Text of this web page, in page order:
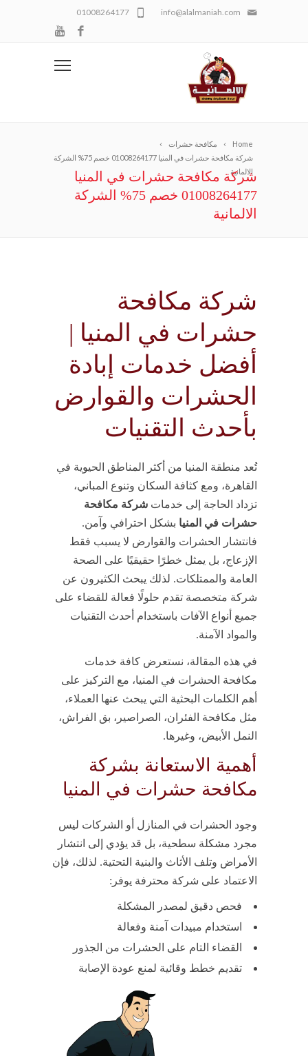
info@alalmaniah.com
01008264177
Home
مكافحة حشرات
شركة مكافحة حشرات في المنيا 01008264177 خصم 75% الشركة
الالمانية
شركة مكافحة حشرات في المنيا
01008264177 خصم 75% الشركة
الالمانية
شركة مكافحة
حشرات في المنيا |
أفضل خدمات إبادة
الحشرات والقوارض
بأحدث التقنيات
تُعد منطقة المنيا من أكثر المناطق الحيوية في
القاهرة، ومع كثافة السكان وتنوع المباني،
تزداد الحاجة إلى خدمات شركة مكافحة
حشرات في المنيا بشكل احترافي وآمن.
فانتشار الحشرات والقوارض لا يسبب فقط
الإزعاج، بل يمثل خطرًا حقيقيًا على الصحة
العامة والممتلكات. لذلك يبحث الكثيرون عن
شركة متخصصة تقدم حلولًا فعالة للقضاء على
جميع أنواع الآفات باستخدام أحدث التقنيات
والمواد الآمنة.
في هذه المقالة، نستعرض كافة خدمات
مكافحة الحشرات في المنيا، مع التركيز على
أهم الكلمات البحثية التي يبحث عنها العملاء،
مثل مكافحة الفئران، الصراصير، بق الفراش،
النمل الأبيض، وغيرها.
أهمية الاستعانة بشركة
مكافحة حشرات في المنيا
وجود الحشرات في المنازل أو الشركات ليس
مجرد مشكلة سطحية، بل قد يؤدي إلى انتشار
الأمراض وتلف الأثاث والبنية التحتية. لذلك، فإن
الاعتماد على شركة محترفة يوفر:
فحص دقيق لمصدر المشكلة
استخدام مبيدات آمنة وفعالة
القضاء التام على الحشرات من الجذور
تقديم خطط وقائية لمنع عودة الإصابة